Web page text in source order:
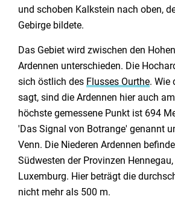
und schoben Kalkstein nach oben,
Gebirge bildete.
Das Gebiet wird zwischen den
Ardennen unterschieden. Die
sich östlich des Flusses Ourthe. Wie
sagt, sind die Ardennen hier auch
höchste gemessene Punkt ist 694
'Das Signal von Botrange' genannt
Venn. Die Niederen Ardennen
Südwesten der Provinzen
Luxemburg. Hier beträgt die
nicht mehr als 500 m.